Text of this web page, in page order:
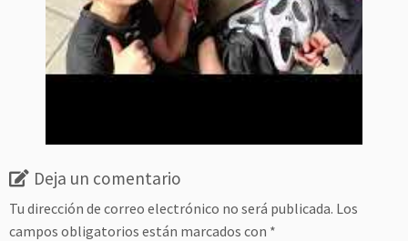
Deja un comentario
Tu dirección de correo electrónico no será publicada. Los
campos obligatorios están marcados con *